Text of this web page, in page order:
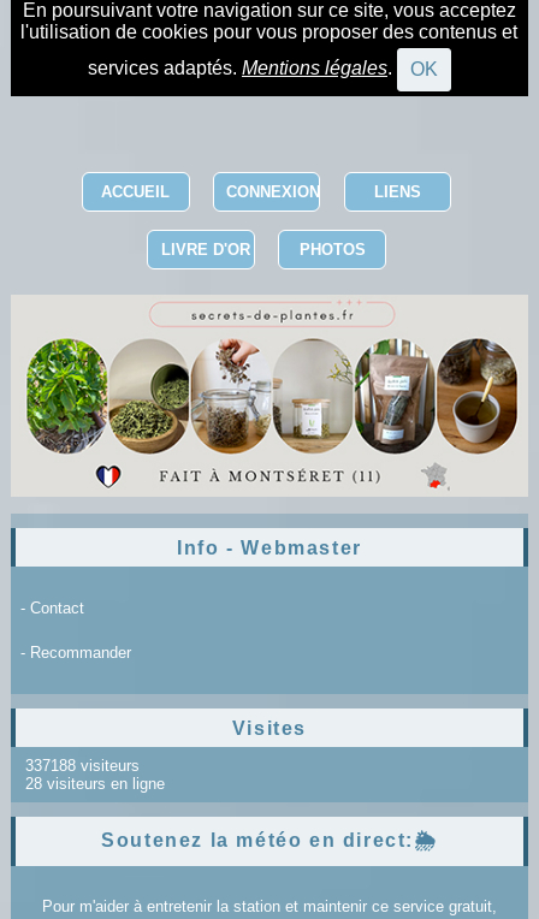
En poursuivant votre navigation sur ce site, vous acceptez
l'utilisation de cookies pour vous proposer des contenus et
services adaptés. Mentions légales. OK
ACCUEIL CONNEXION LIENS
LIVRE D'OR PHOTOS
Info - Webmaster
- Contact
- Recommander
Visites
337188 visiteurs
28 visiteurs en ligne
Soutenez la météo en direct:🌦️
Pour m'aider à entretenir la station et maintenir ce service gratuit,